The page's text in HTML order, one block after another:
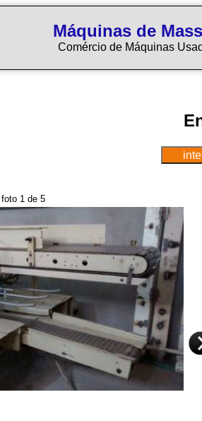
Máquinas de
Comércio de Máquinas
foto 1 de 5